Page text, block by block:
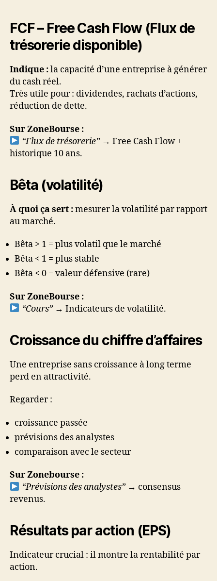
FCF – Free Cash Flow (Flux de
trésorerie disponible)
Indique :la capacité d’une entreprise à générer
du cash réel.
Très utile pour : dividendes, rachats d’actions,
réduction de dette.
Sur ZoneBourse :
“Flux de trésorerie”→ Free Cash Flow +
historique 10 ans.
Bêta (volatilité)
À quoi ça sert :mesurer la volatilité par rapport
au marché.
Bêta > 1 = plus volatil que le marché
Bêta < 1 = plus stable
Bêta < 0 = valeur défensive (rare)
Sur ZoneBourse :
“Cours”→ Indicateurs de volatilité.
Croissance du chiffre d’affaires
Une entreprise sans croissance à long terme
perd en attractivité.
Regarder :
croissance passée
prévisions des analystes
comparaison avec le secteur
Sur Zonebourse :
“Prévisions des analystes”→ consensus
revenus.
Résultats par action (EPS)
Indicateur crucial : il montre la rentabilité par
action.